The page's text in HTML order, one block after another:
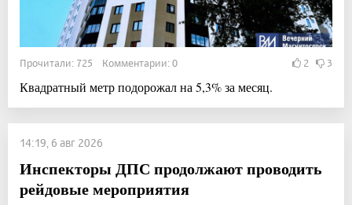
Прочитали: 725 Комментарии: 0 2 3
Квадратный метр подорожал на 5,3% за месяц.
14:19, 6 авг 2026
Инспекторы ДПС продолжают проводить
рейдовые мероприятия